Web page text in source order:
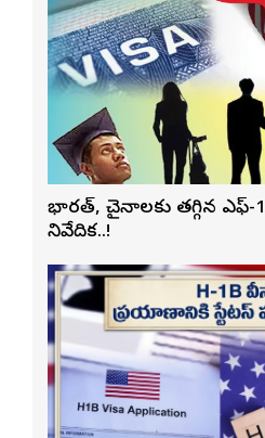
భారత్, చైనాలకు తగ్గిన ఎఫ్-
నివేదిక..!